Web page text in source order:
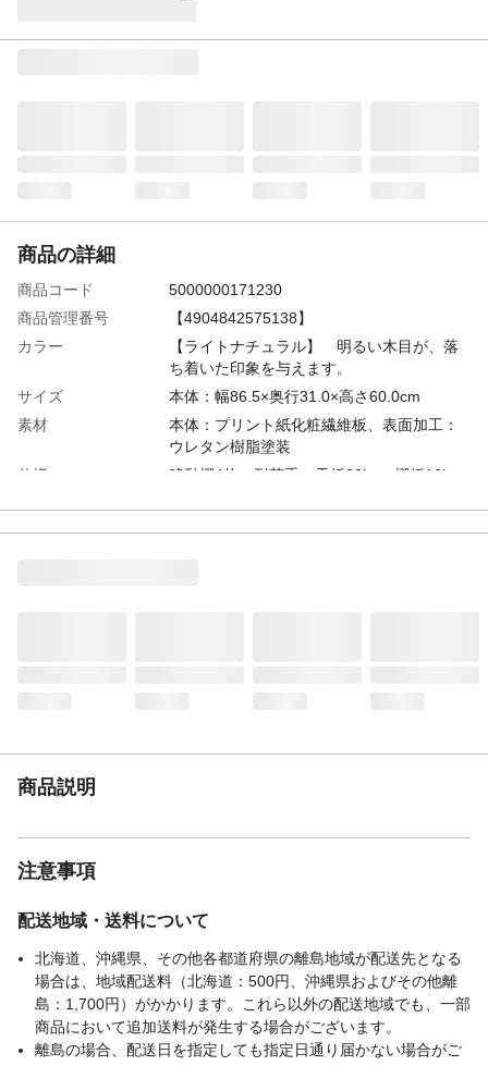
商品の詳細
商品コード
5000000171230
商品管理番号
【4904842575138】
カラー
【ライトナチュラル】 明るい木目が、落
ち着いた印象を与えます。
サイズ
本体：幅86.5×奥行31.0×高さ60.0cm
素材
本体：プリント紙化粧繊維板、表面加工：
ウレタン樹脂塗装
仕様
移動棚4枚、耐荷重：天板20kg・棚板10kg
〃
イルのサイズ、飾りたい小物に合わせて、
っきりと収納するのに最適なサイズ設計で
な場所で活躍します。
組立について
お客様組立品[組立の目安：60～90分程度]
備考
日本製、ホルムアルデヒド放散区分：
F★★★★
商品説明
注意事項
配送地域・送料について
北海道、沖縄県、その他各都道府県の離島地域が配送先となる
場合は、地域配送料（北海道：500円、沖縄県およびその他離
島：1,700円）がかかります。これら以外の配送地域でも、一部
商品において追加送料が発生する場合がございます。
離島の場合、配送日を指定しても指定日通り届かない場合がご